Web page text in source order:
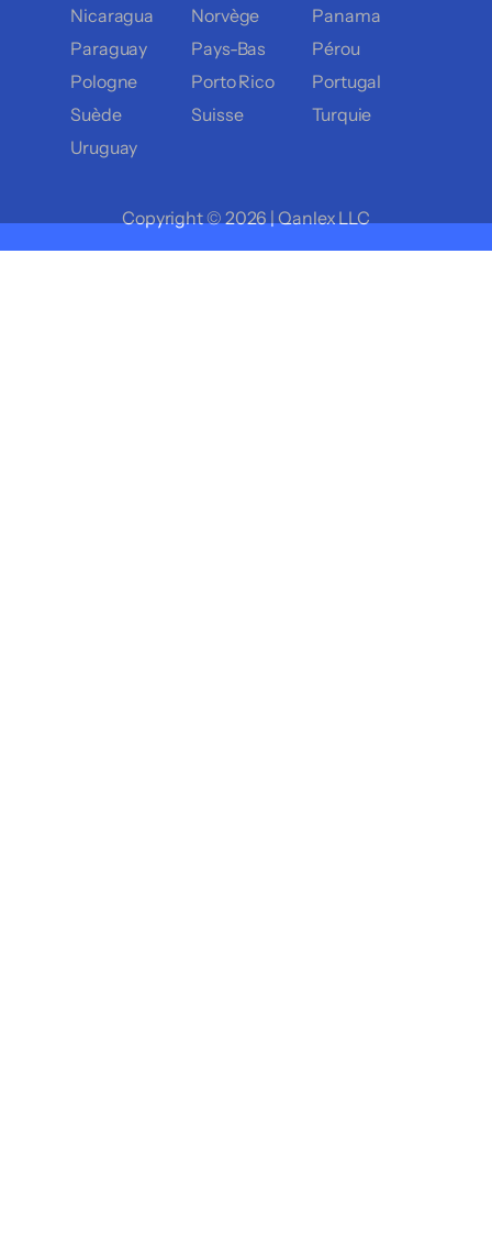
Nicaragua Norvège
Panama
Paraguay
Pays-Bas
Pérou
Pologne
Porto Rico
Portugal
Suède
Suisse
Turquie
Uruguay
Copyright © 2026 | Qanlex LLC